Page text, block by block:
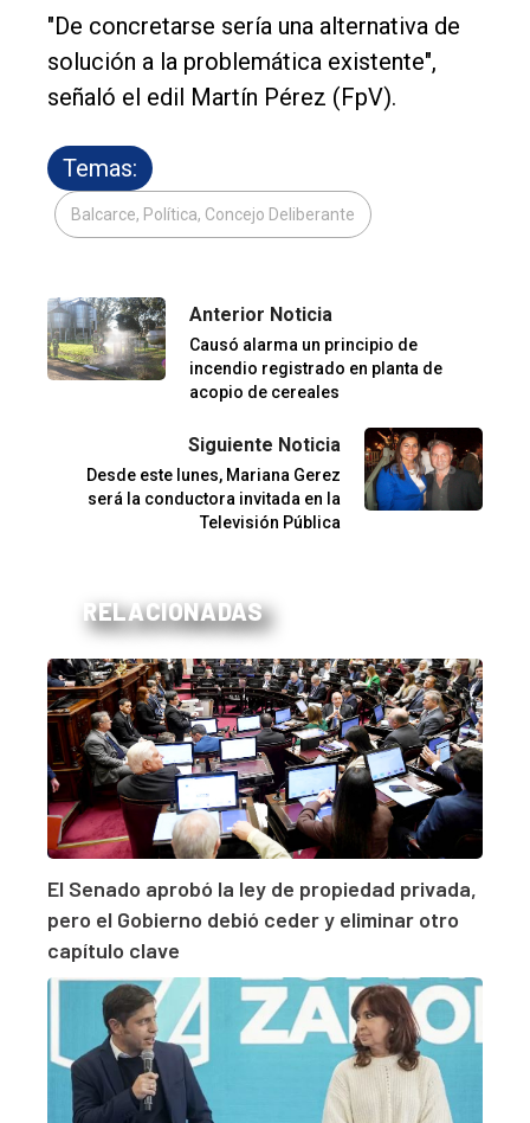
"De concretarse sería una alternativa de
solución a la problemática existente",
señaló el edil Martín Pérez (FpV).
Temas:
Balcarce, Política, Concejo Deliberante
Anterior Noticia
Causó alarma un principio de
incendio registrado en planta de
acopio de cereales
Siguiente Noticia
Desde este lunes, Mariana Gerez
será la conductora invitada en la
Televisión Pública
RELACIONADAS
El Senado aprobó la ley de propiedad privada,
pero el Gobierno debió ceder y eliminar otro
capítulo clave